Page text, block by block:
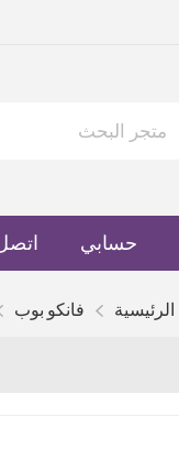
حسابي
الرئيسية فانكو بوب